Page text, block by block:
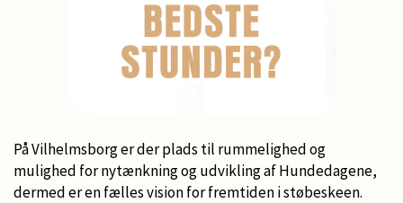
På Vilhelmsborg er der plads til rummelighed og
mulighed for nytænkning og udvikling af Hundedagene,
dermed er en fælles vision for fremtiden i støbeskeen.